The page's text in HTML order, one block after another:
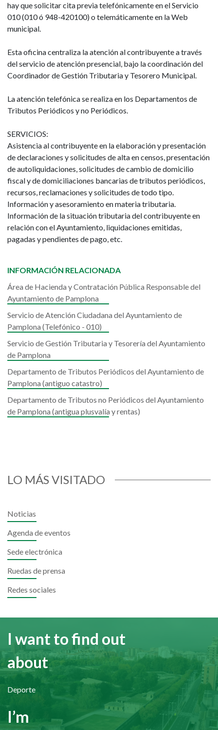
hay que solicitar cita previa telefónicamente en el Servicio
010 (010 ó 948-420100) o telemáticamente en la Web
municipal.
Esta oficina centraliza la atención al contribuyente a través
del servicio de atención presencial, bajo la coordinación del
Coordinador de Gestión Tributaria y Tesorero Municipal.
La atención telefónica se realiza en los Departamentos de
Tributos Periódicos y no Periódicos.
SERVICIOS:
Asistencia al contribuyente en la elaboración y presentación
de declaraciones y solicitudes de alta en censos, presentación
de autoliquidaciones, solicitudes de cambio de domicilio
fiscal y de domiciliaciones bancarias de tributos periódicos,
recursos, reclamaciones y solicitudes de todo tipo.
Información y asesoramiento en materia tributaria.
Información de la situación tributaria del contribuyente en
relación con el Ayuntamiento, liquidaciones emitidas,
pagadas y pendientes de pago, etc.
INFORMACIÓN RELACIONADA
Área de Hacienda y Contratación Pública Responsable del
Ayuntamiento de Pamplona
Servicio de Atención Ciudadana del Ayuntamiento de
Pamplona (Telefónico - 010)
Servicio de Gestión Tributaria y Tesorería del Ayuntamiento
de Pamplona
Departamento de Tributos Periódicos del Ayuntamiento de
Pamplona (antiguo catastro)
Departamento de Tributos no Periódicos del Ayuntamiento
de Pamplona (antigua plusvalía y rentas)
LO MÁS VISITADO
Noticias
Agenda de eventos
Sede electrónica
Ruedas de prensa
Redes sociales
I want to find out
about
Deporte
I’m